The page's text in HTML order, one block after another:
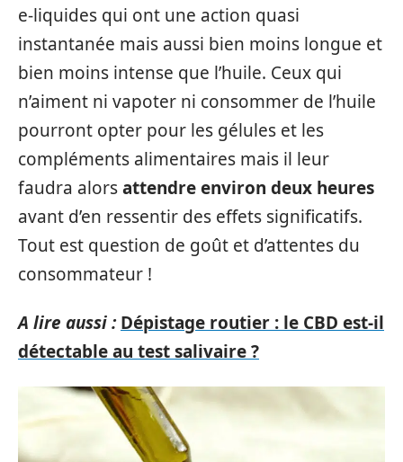
e-liquides qui ont une action quasi
instantanée mais aussi bien moins longue et
bien moins intense que l’huile. Ceux qui
n’aiment ni vapoter ni consommer de l’huile
pourront opter pour les gélules et les
compléments alimentaires mais il leur
faudra alorsattendre environ deux heures
avant d’en ressentir des effets significatifs.
Tout est question de goût et d’attentes du
consommateur !
A lire aussi : Dépistage routier : le CBD est-il
détectable au test salivaire ?